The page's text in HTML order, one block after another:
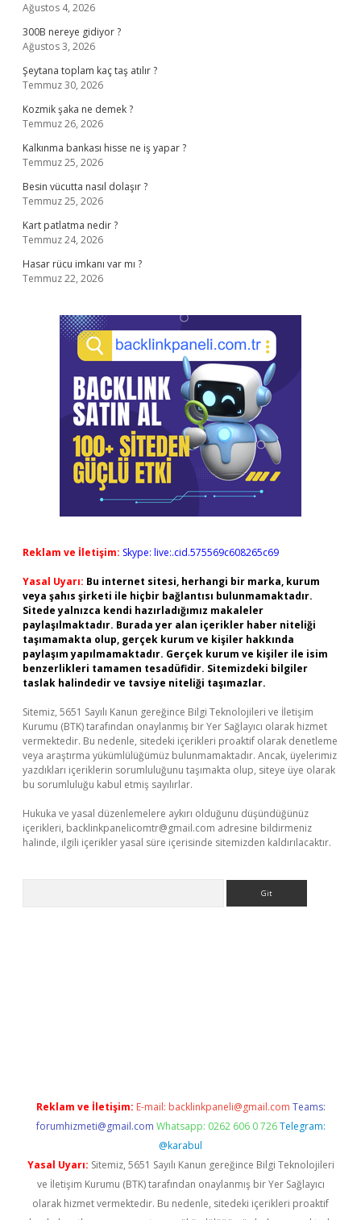
Ağustos 4, 2026
300B nereye gidiyor ?
Ağustos 3, 2026
Şeytana toplam kaç taş atılır ?
Temmuz 30, 2026
Kozmik şaka ne demek ?
Temmuz 26, 2026
Kalkınma bankası hisse ne iş yapar ?
Temmuz 25, 2026
Besin vücutta nasıl dolaşır ?
Temmuz 25, 2026
Kart patlatma nedir ?
Temmuz 24, 2026
Hasar rücu imkanı var mı ?
Temmuz 22, 2026
Reklam ve İletişim: Skype: live:.cid.575569c608265c69
Yasal Uyarı: Bu internet sitesi, herhangi bir marka, kurum
veya şahıs şirketi ile hiçbir bağlantısı bulunmamaktadır.
Sitede yalnızca kendi hazırladığımız makaleler
paylaşılmaktadır. Burada yer alan içerikler haber niteliği
taşımamakta olup, gerçek kurum ve kişiler hakkında
paylaşım yapılmamaktadır. Gerçek kurum ve kişiler ile isim
benzerlikleri tamamen tesadüfidir. Sitemizdeki bilgiler
taslak halindedir ve tavsiye niteliği taşımazlar.
Sitemiz, 5651 Sayılı Kanun gereğince Bilgi Teknolojileri ve İletişim
Kurumu (BTK) tarafından onaylanmış bir Yer Sağlayıcı olarak hizmet
vermektedir. Bu nedenle, sitedeki içerikleri proaktif olarak denetleme
veya araştırma yükümlülüğümüz bulunmamaktadır. Ancak, üyelerimiz
yazdıkları içeriklerin sorumluluğunu taşımakta olup, siteye üye olarak
bu sorumluluğu kabul etmiş sayılırlar.
Hukuka ve yasal düzenlemelere aykırı olduğunu düşündüğünüz
içerikleri, backlinkpanelicomtr@gmail.com adresine bildirmeniz
halinde, ilgili içerikler yasal süre içerisinde sitemizden kaldırılacaktır.
Reklam ve İletişim: E-mail: backlinkpaneli@gmail.com Teams:
forumhizmeti@gmail.com Whatsapp: 0262 606 0 726 Telegram:
@karabul
Yasal Uyarı: Sitemiz, 5651 Sayılı Kanun gereğince Bilgi Teknolojileri
ve İletişim Kurumu (BTK) tarafından onaylanmış bir Yer Sağlayıcı
olarak hizmet vermektedir. Bu nedenle, sitedeki içerikleri proaktif